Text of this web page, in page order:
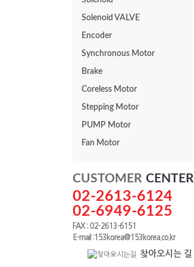
Solenoid VALVE
Encoder
Synchronous Motor
Brake
Coreless Motor
Stepping Motor
PUMP Motor
Fan Motor
CUSTOMER CENTER
02-2613-6124
02-6949-6125
FAX : 02-2613-6151
E-mail :153korea@153korea.co.kr
찾아오시는 길